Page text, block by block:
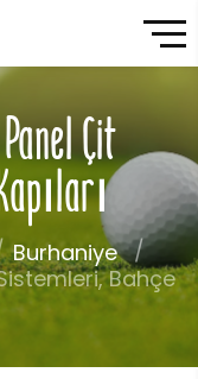
Çit
Burhaniye
Bahçe